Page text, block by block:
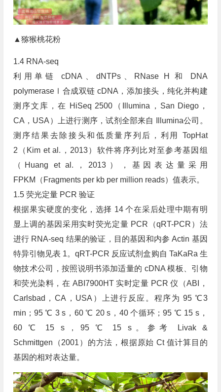
▲猕猴桃花粉
1.4 RNA-seq
利用单链 cDNA、dNTPs、RNase H 和 DNA
polymeraseⅠ合成双链 cDNA，添加接头，纯化并构建
测序文库，在 HiSeq 2500（Illumina，San Diego，
CA，USA）上进行测序，试剂全部来自 Illumina公司。
测序结果去除接头和低质量序列后，利用 TopHat
2（Kim et al.，2013）软件将序列比对至参考基因组
（Huang et al.，2013），基因表达量采用
FPKM（Fragments per kb per million reads）值表示。
1.5 荧光定量 PCR 验证
根据果实硬度的变化，选择 14 个在采后处理中期有明
显上调的基因采用实时荧光定量 PCR（qRT-PCR）法
进行 RNA-seq 结果的验证，目的基因和内参 Actin 基因
特异引物见表 1。qRT-PCR 反应试剂盒购自 TaKaRa 生
物技术公司，按照说明书添加适量的 cDNA 模板、引物
和荧光染料，在 ABI7900HT 实时定量 PCR 仪（ABI，
Carlsbad，CA，USA）上进行反应。程序为 95 ℃3
min；95 ℃ 3 s，60 ℃ 20 s，40 个循环；95 ℃ 15 s，
60 ℃ 15 s，95 ℃ 15 s。参考 Livak &
Schmittgen（2001）的方法，根据原始 Ct 值计算目的
基因的相对表达量。